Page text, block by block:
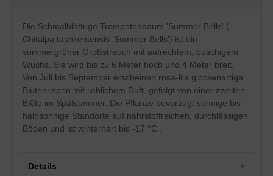
Blatt
Sommergrün, schmal lanzettlich,
zugespitztes Blattende, hellgrün
Frucht
Blüte
Rosa-lila glockenartige Blütenrispen,
orchideenartig, lieblich duftend zweite
Blüte im Spätsommer
Blütezeit
Juli bis September
Rinde
Braungrau, längsrissig
Wurzeln
Herzwurzel, kräftig, viele Feinwurzeln im
Oberboden
Standort
Die Schmalblättrige Trompetenbaum 'Summer Bells' (
Chitalpa tashkentensis 'Summer Bells') ist ein
sommergrüner Großstrauch mit aufrechtem, buschigem
Wuchs. Sie wird bis zu 6 Meter hoch und 4 Meter breit.
Von Juli bis September erscheinen rosa-lila glockenartige
Blütenrispen mit lieblichem Duft, gefolgt von einer zweiten
Blüte im Spätsommer. Die Pflanze bevorzugt sonnige bis
halbsonnige Standorte auf nährstoffreichen, durchlässigen
Böden und ist winterhart bis -17 °C .
Details